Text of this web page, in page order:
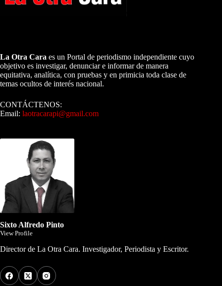
La Otra Cara es un Portal de periodismo independiente cuyo
objetivo es investigar, denunciar e informar de manera
equitativa, analítica, con pruebas y en primicia toda clase de
temas ocultos de interés nacional.
CONTÁCTENOS:
Email: laotracarapi@gmail.com
Sixto Alfredo Pinto
View Profile
Director de La Otra Cara. Investigador, Periodista y Escritor.